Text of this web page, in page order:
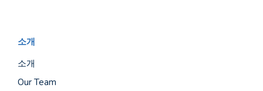
소개
소개
Our Team